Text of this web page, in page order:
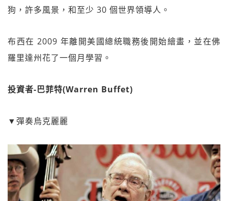
狗，許多風景，和至少 30 個世界領導人。
布西在 2009 年離開美國總統職務後開始繪畫，並在佛
羅里達州花了一個月學習。
投資者-巴菲特(Warren Buffet)
▼彈奏烏克麗麗